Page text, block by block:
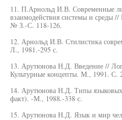
11. П.Арнольд И.В. Современные
взаимодействия системы и среды
№ З.-С. 118-126.
12. Арнольд И.В. Стилистика
Л., 1981.-295 с.
13. Арутюнова Н.Д. Введение //
Культурные концепты. М., 1991. С.
14. Арутюнова Н.Д. Типы
факт). -М., 1988.-338 с.
15. Арутюнова Н.Д. Язык и мир